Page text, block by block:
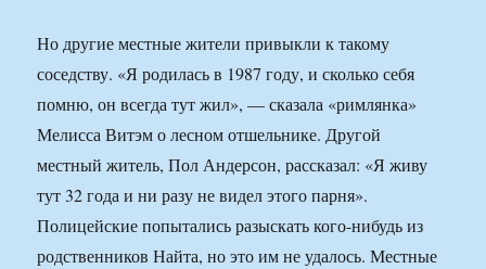
Но другие местные жители привыкли к такому
соседству. «Я родилась в 1987 году, и сколько себя
помню, он всегда тут жил», — сказала «римлянка»
Мелисса Витэм о лесном отшельнике. Другой
местный житель, Пол Андерсон, рассказал: «Я живу
тут 32 года и ни разу не видел этого парня».
Полицейские попытались разыскать кого-нибудь из
родственников Найта, но это им не удалось. Местные